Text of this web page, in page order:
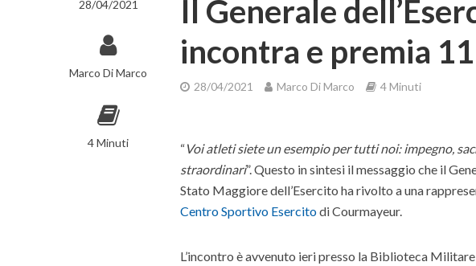
28/04/2021
Marco Di Marco
4 Minuti
Il Generale
incontra e premia
28/04/2021 Marco Di Marco 4 Minuti
“Voi atleti siete un esempio per tutti noi: impegno,
straordinari”. Questo in sintesi il messaggio che il
Stato Maggiore dell’Esercito ha rivolto a una
Centro Sportivo Esercitodi Courmayeur.
L’incontro è avvenuto ieri presso la Biblioteca